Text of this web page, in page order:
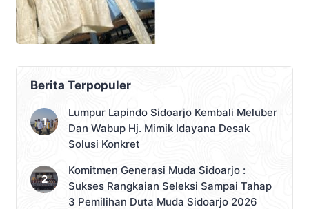
Berita Terpopuler
Lumpur Lapindo Sidoarjo Kembali Meluber
Dan Wabup Hj. Mimik Idayana Desak
Solusi Konkret
Komitmen Generasi Muda Sidoarjo :
Sukses Rangkaian Seleksi Sampai Tahap
3 Pemilihan Duta Muda Sidoarjo 2026